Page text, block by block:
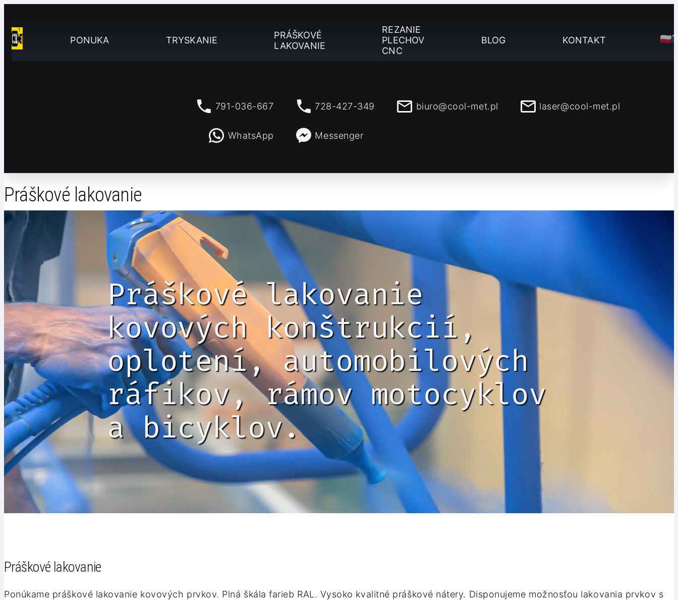
PONUKA TRYSKANIE
PRÁŠKOVÉ
LAKOVANIE
REZANIE
PLECHOV
CNC
BLOG KONTAKT
791-036-667 728-427-349 biuro@cool-met.pl laser@cool-met.pl
WhatsApp Messenger
Práškové lakovanie
Práškové lakovanie
kovových konštrukcií,
oplotení, automobilových
ráfikov, rámov motocyklov
a bicyklov.
Práškové lakovanie
Ponúkame práškové lakovanie kovových prvkov. Plná škála farieb RAL. Vysoko kvalitné práškové nátery. Disponujeme možnosťou lakovania prvkov s